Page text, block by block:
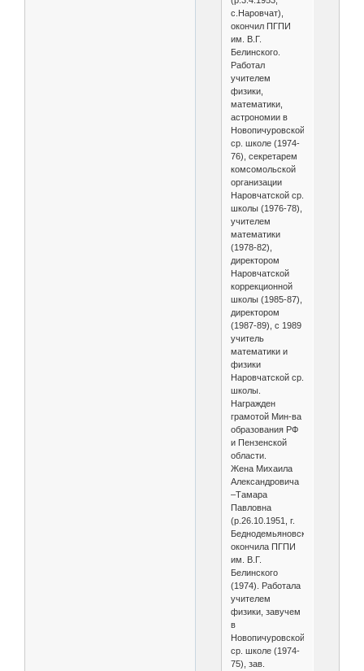
с.Наровчат),
окончил ПГПИ
им. В.Г.
Белинского.
Работал
учителем
физики,
математики,
астрономии в
Новопичуровской
ср. школе (1974-
76), секретарем
комсомольской
организации
Наровчатской ср.
школы (1976-78),
учителем
математики
(1978-82),
директором
Наровчатской
коррекционной
школы (1985-87),
директором
(1987-89), с 1989
учитель
математики и
физики
Наровчатской ср.
школы.
Награжден
грамотой Мин-ва
образования РФ
и Пензенской
области.
Жена Михаила
Александровича
–Тамара
Павловна
(р.26.10.1951, г.
Беднодемьяновск),
окончила ПГПИ
им. В.Г.
Белинского
(1974). Работала
учителем
физики, завучем
в
Новопичуровской
ср. школе (1974-
75), зав.